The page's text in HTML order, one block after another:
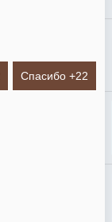
Спасибо +22